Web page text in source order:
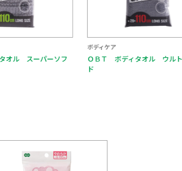
パーソフ
ＯＢＴ ボディタオル ウルトラハー